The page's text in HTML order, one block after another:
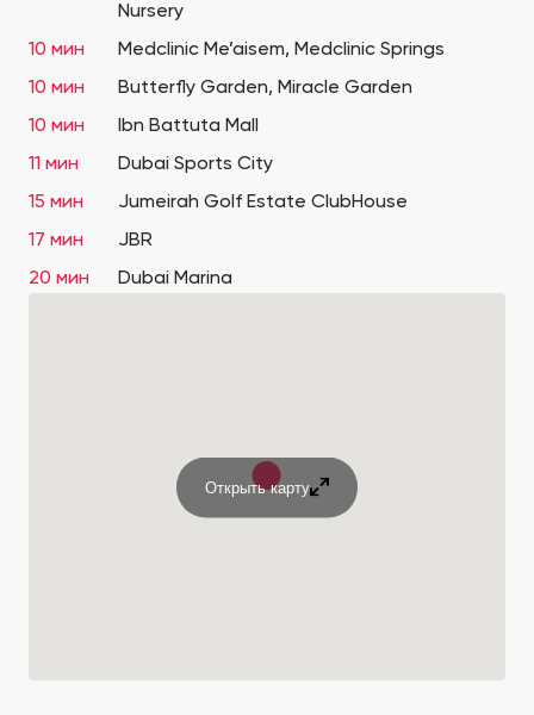
Nursery
10 мин
Medclinic Me’aisem, Medclinic Springs
10 мин
Butterfly Garden, Miracle Garden
10 мин
Ibn Battuta Mall
11 мин
Dubai Sports City
15 мин
Jumeirah Golf Estate ClubHouse
17 мин
JBR
20 мин
Dubai Marina
Открыть карту